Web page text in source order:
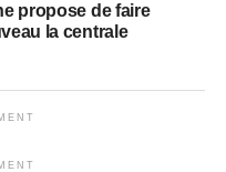
propose de faire
la centrale